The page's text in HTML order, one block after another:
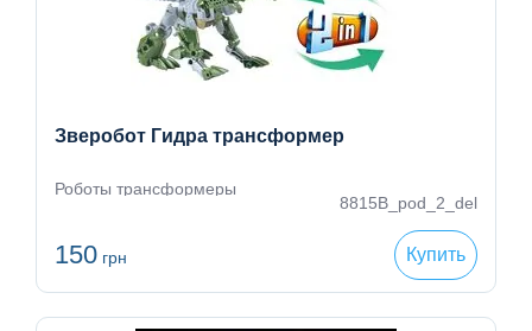
Зверобот Гидра трансформер
Роботы трансформеры
8815B_pod_2_del
150 грн Купить